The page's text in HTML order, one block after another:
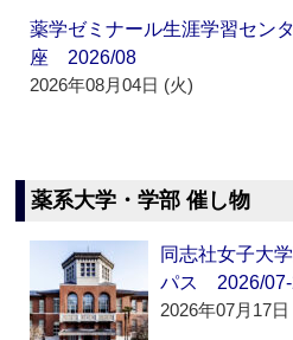
薬学ゼミナール生涯学習セン
座 2026/08
2026年08月04日 (火)
薬系大学・学部 催し物
同志社女子大
パス 2026/07-
2026年07月17日